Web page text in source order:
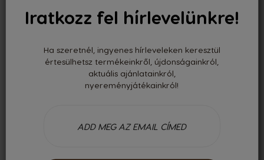
ESPRESSO DECAFFEINATO
2 399 FT
149,94 Ft/kapszula
Iratkozz fel hírlevelünkre!
Ha szeretnél, ingyenes hírleveleken keresztül
értesülhetsz termékeinkről, újdonságainkról,
aktuális ajánlatainkról,
nyereményjátékainkról!